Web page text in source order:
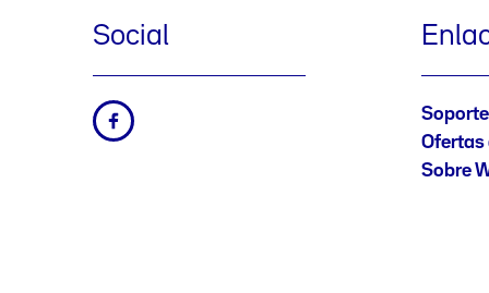
Social
Ofertas
Sobre